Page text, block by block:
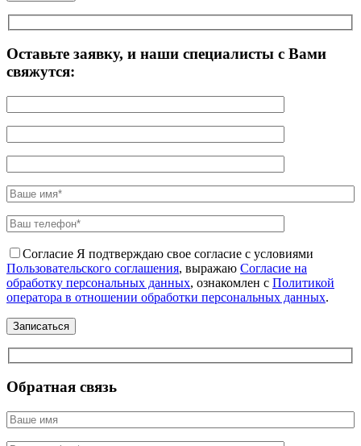
Оставьте заявку, и наши специалисты с Вами
свяжутся:
Согласие Я подтверждаю свое согласие с условиями
Пользовательского соглашения, выражаю Согласие на
обработку персональных данных, ознакомлен с Политикой
оператора в отношении обработки персональных данных.
Обратная связь